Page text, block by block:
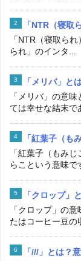
「NTR（寝取
「NTR（寝取ら
られ」のインタ...
「メリバ」と
「メリバ」の意
ては幸せな結末で
「紅葉子（も
「紅葉子（もみ
らこという意味で
「クロップ」
「クロップ」の
たはコーヒー豆の
「///」とは？